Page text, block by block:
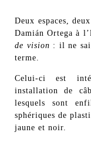
Deux espaces,
Damián Ortega à
de vision : il ne
terme.
Celui-ci est
installation de
lesquels sont
sphériques de
jaune et noir.